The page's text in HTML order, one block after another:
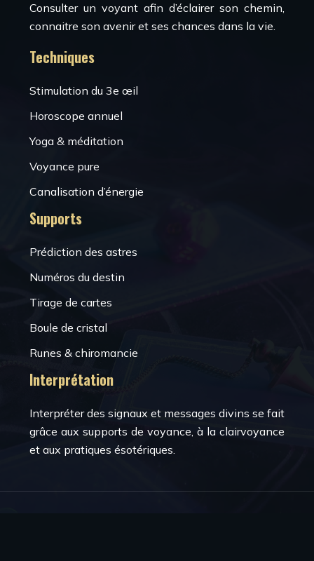
Consulter un voyant afin d’éclairer son chemin,
connaitre son avenir et ses chances dans la vie.
Techniques
Stimulation du 3e œil
Horoscope annuel
Yoga & méditation
Voyance pure
Canalisation d’énergie
Supports
Prédiction des astres
Numéros du destin
Tirage de cartes
Boule de cristal
Runes & chiromancie
Interprétation
Interpréter des signaux et messages divins se fait
grâce aux supports de voyance, à la clairvoyance
et aux pratiques ésotériques.